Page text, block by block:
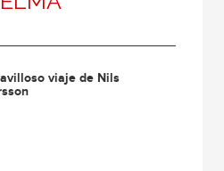
viaje de Nils